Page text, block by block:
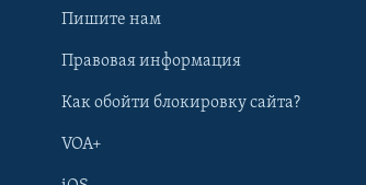
Пишите нам
Правовая информация
Как обойти блокировку сайта?
VOA+